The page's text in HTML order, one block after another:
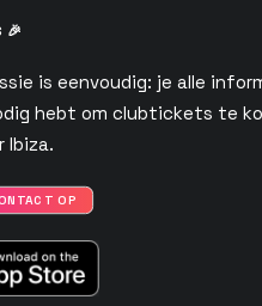
🎉
is eenvoudig: je alle
hebt om clubtickets te
Ibiza.
OP